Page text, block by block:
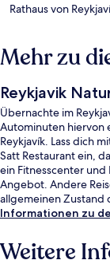
Rathaus von
Mehr zu
Reykjavik
Übernachte im
Autominuten hiervon
Reykjavík. Lass dich
Satt Restaurant ein,
ein Fitnesscenter
Angebot. Andere
allgemeinen Zustand
Informationen zu
Weitere